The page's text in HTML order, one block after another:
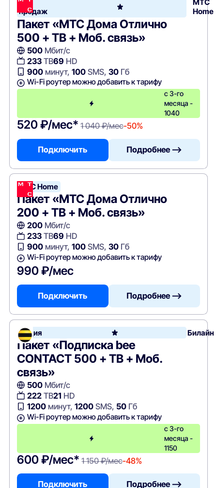
Хит
продаж
МТС
Home
Пакет «МТС Дома Отлично
500 + ТВ + Моб. связь»
500Мбит/с
233ТВ69 HD
900минут, 100SMS, 30Гб
Wi-Fi роутер можно добавить к тарифу
с 3-го
месяца -
1040
520 ₽/мес* 1 040 ₽/мес-50%
Подключить Подробнее —>
МТС Home
Пакет «МТС Дома Отлично
200 + ТВ + Моб. связь»
200Мбит/с
233ТВ69 HD
900минут, 100SMS, 30Гб
Wi-Fi роутер можно добавить к тарифу
990 ₽/мес
Подключить Подробнее —>
Акция Билайн
Пакет «Подписка bee
CONTACT 500 + ТВ + Моб.
связь»
500Мбит/с
222ТВ21 HD
1200минут, 1200SMS, 50Гб
Wi-Fi роутер можно добавить к тарифу
с 3-го
месяца -
1150
600 ₽/мес* 1 150 ₽/мес-48%
Подключить Подробнее —>